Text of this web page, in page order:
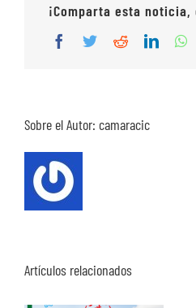
¡Comparta esta
Facebook
TwitterReddit
Sobre el Autor: camaracic
Artículos relacionados